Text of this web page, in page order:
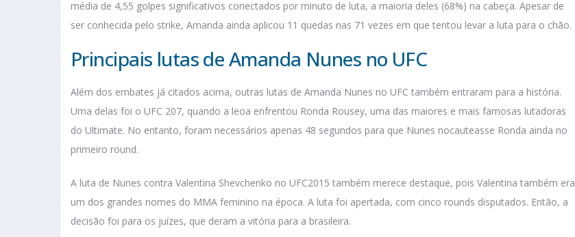
média de 4,55 golpes significativos conectados por minuto de luta, a maioria deles (68%) na cabeça. Apesar de
ser conhecida pelo strike, Amanda ainda aplicou 11 quedas nas 71 vezes em que tentou levar a luta para o chão.
Principais lutas de Amanda Nunes no UFC
Além dos embates já citados acima, outras lutas de Amanda Nunes no UFC também entraram para a história.
Uma delas foi o UFC 207, quando a leoa enfrentou Ronda Rousey, uma das maiores e mais famosas lutadoras
do Ultimate. No entanto, foram necessários apenas 48 segundos para que Nunes nocauteasse Ronda ainda no
primeiro round.
A luta de Nunes contra Valentina Shevchenko no UFC2015 também merece destaque, pois Valentina também era
um dos grandes nomes do MMA feminino na época. A luta foi apertada, com cinco rounds disputados. Então, a
decisão foi para os juízes, que deram a vitória para a brasileira.